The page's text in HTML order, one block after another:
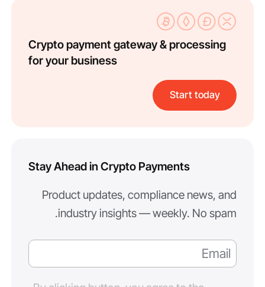
Crypto payment gateway & processing
for your business
Start today
Stay Ahead in Crypto Payments
Product updates, compliance news, and
industry insights — weekly. No spam.